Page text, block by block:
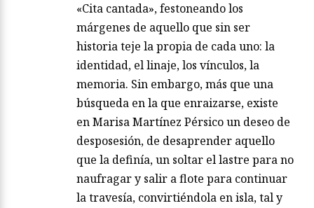
«Cita cantada», festoneando los
márgenes de aquello que sin ser
historia teje la propia de cada uno: la
identidad, el linaje, los vínculos, la
memoria. Sin embargo, más que una
búsqueda en la que enraizarse, existe
en Marisa Martínez Pérsico un deseo de
desposesión, de desaprender aquello
que la definía, un soltar el lastre para no
naufragar y salir a flote para continuar
la travesía, convirtiéndola en isla, tal y